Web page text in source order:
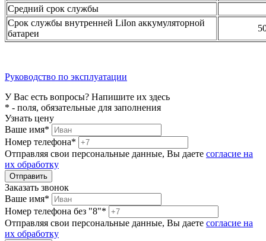
Средний срок службы
Срок службы внутренней LiIon аккумуляторной
батареи
Руководство по эксплуатации
У Вас есть вопросы? Напишите их здесь
* - поля, обязательные для заполнения
Узнать цену
Ваше имя*
Номер телефона*
Отправляя свои персональные данные, Вы даете согласие на
их обработку
Заказать звонок
Ваше имя*
Номер телефона без "8"*
Отправляя свои персональные данные, Вы даете согласие на
их обработку